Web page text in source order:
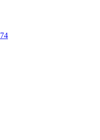
74